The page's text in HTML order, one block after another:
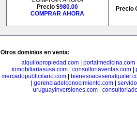
Precio $980.00
COMPRAR AHORA
Precio
Otros dominios en venta:
alquilopropiedad.com| portalmedicina.com
inmobiliariasusa.com| consultoriaventas.com|
mercadopublicitario.com
gerenciadelconocimiento.com
uruguayinversiones.com